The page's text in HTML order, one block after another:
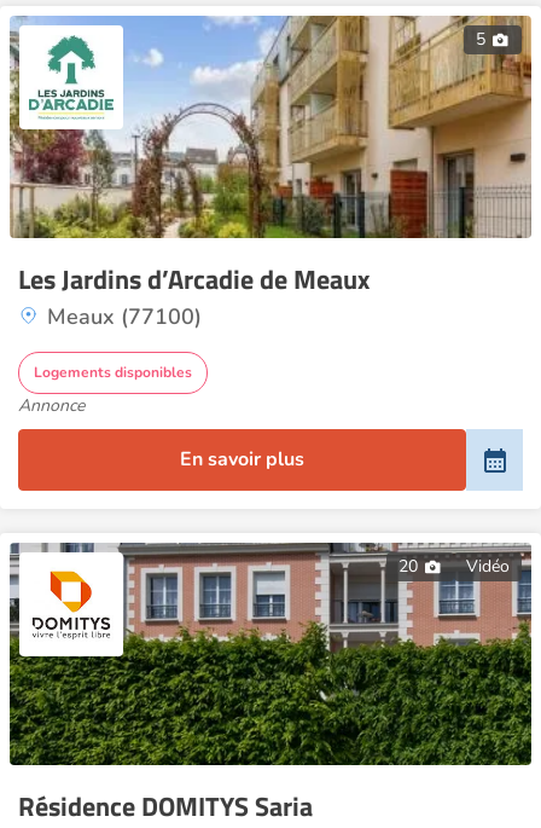
5
Les Jardins d’Arcadie de Meaux
Meaux (77100)
Logements disponibles
Annonce
En savoir plus
20 Vidéo
Résidence DOMITYS Saria